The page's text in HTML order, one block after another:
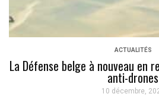
ACTUALITÉS
La Défense belge à nouveau en
anti-drones
10 décembre,